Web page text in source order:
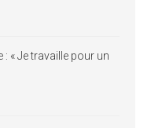
« Je travaille pour un